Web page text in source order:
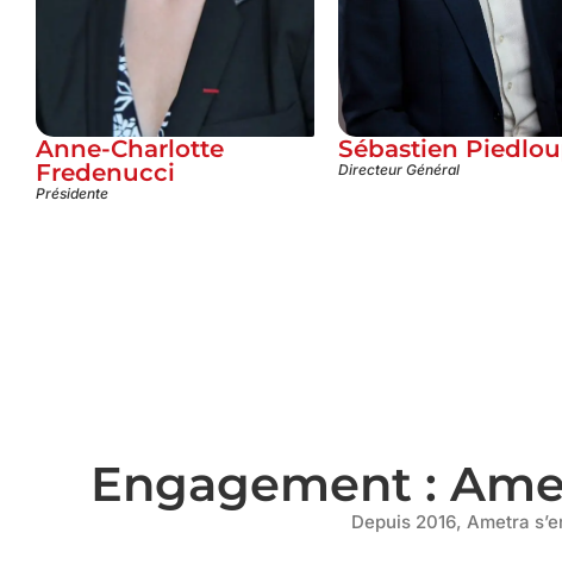
Anne-Charlotte
Fredenucci
Présidente
Sébastien
Directeur Général
Engagement :
Depuis 2016, Ametra